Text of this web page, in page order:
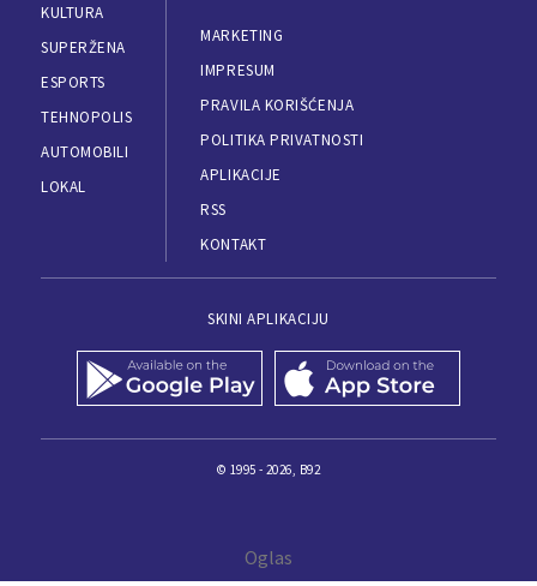
KULTURA
SUPERŽENA
ESPORTS
TEHNOPOLIS
AUTOMOBILI
LOKAL
MARKETING
IMPRESUM
PRAVILA KORIŠĆENJA
POLITIKA PRIVATNOSTI
APLIKACIJE
RSS
KONTAKT
SKINI APLIKACIJU
© 1995 - 2026, B92